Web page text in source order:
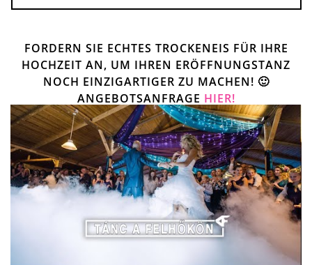
FORDERN SIE ECHTES TROCKENEIS FÜR IHRE
HOCHZEIT AN, UM IHREN ERÖFFNUNGSTANZ
NOCH EINZIGARTIGER ZU MACHEN! 🙂
ANGEBOTSANFRAGE HIER!